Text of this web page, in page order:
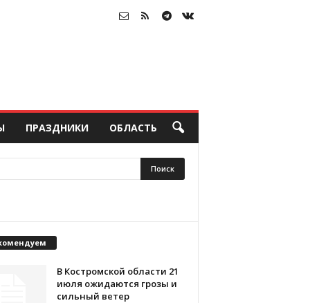
ПРАЗДНИКИ ОБЛАСТЬ
В Костромской области 21
июля ожидаются грозы и
сильный ветер